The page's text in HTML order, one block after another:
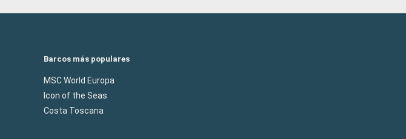
Barcos más populares
MSC World Europa
Icon of the Seas
Costa Toscana